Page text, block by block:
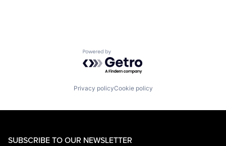
Powered by Getro.com
Privacy policyCookie policy
SUBSCRIBE TO OUR NEWSLETTER